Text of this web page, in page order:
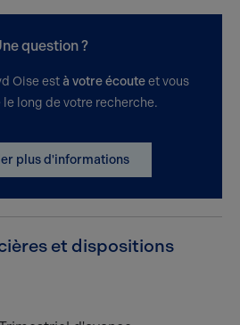
question ?
Oise est à votre écouteet vous
long de votre recherche.
plus d'informations
et dispositions